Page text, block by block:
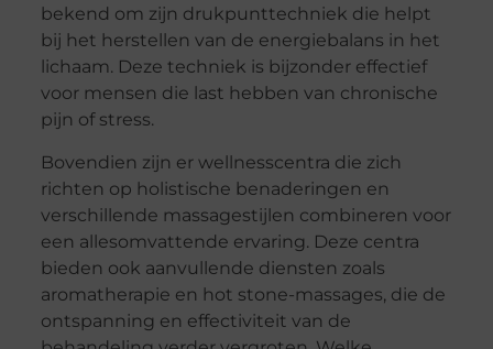
bekend om zijn drukpunttechniek die helpt
bij het herstellen van de energiebalans in het
lichaam. Deze techniek is bijzonder effectief
voor mensen die last hebben van chronische
pijn of stress.
Bovendien zijn er wellnesscentra die zich
richten op holistische benaderingen en
verschillende massagestijlen combineren voor
een allesomvattende ervaring. Deze centra
bieden ook aanvullende diensten zoals
aromatherapie en hot stone-massages, die de
ontspanning en effectiviteit van de